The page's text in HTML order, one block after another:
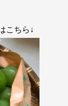
こちら↓